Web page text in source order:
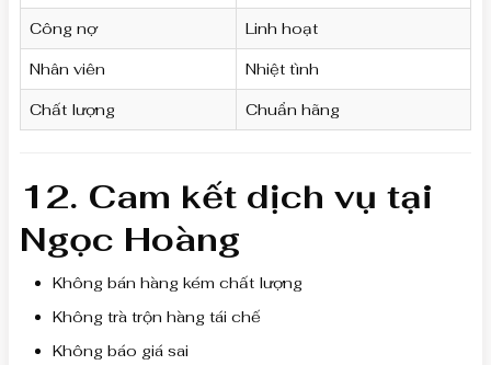
Công nợ Linh hoạt
Nhân viên Nhiệt tình
Chất lượng Chuẩn hãng
12. Cam kết dịch vụ tại
Ngọc Hoàng
Không bán hàng kém chất lượng
Không trà trộn hàng tái chế
Không báo giá sai